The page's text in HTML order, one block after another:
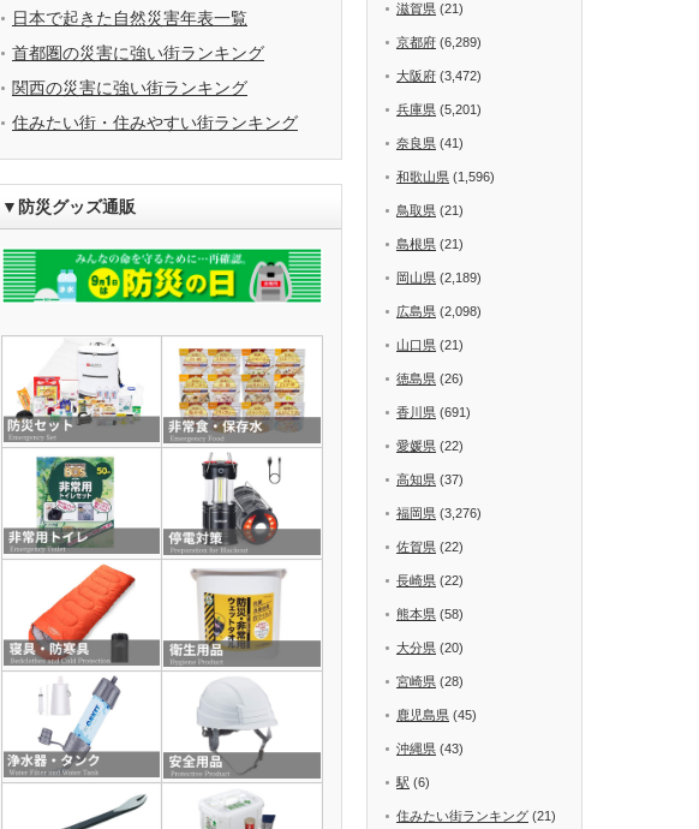
日本で起きた自然災害年表一覧
首都圏の災害に強い街ランキング
関西の災害に強い街ランキング
住みたい街・住みやすい街ランキング
▼防災グッズ通販
滋賀県 (21)
京都府 (6,289)
大阪府 (3,472)
兵庫県 (5,201)
奈良県 (41)
和歌山県 (1,596)
鳥取県 (21)
島根県 (21)
岡山県 (2,189)
広島県 (2,098)
山口県 (21)
徳島県 (26)
香川県 (691)
愛媛県 (22)
高知県 (37)
福岡県 (3,276)
佐賀県 (22)
長崎県 (22)
熊本県 (58)
大分県 (20)
宮崎県 (28)
鹿児島県 (45)
沖縄県 (43)
駅 (6)
住みたい街ランキング (21)